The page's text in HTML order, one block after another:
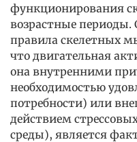
функционирования
возрастные периоды.
правила скелетных
что двигательная
она внутренними
необходимостью
потребности) или
действием
среды), является